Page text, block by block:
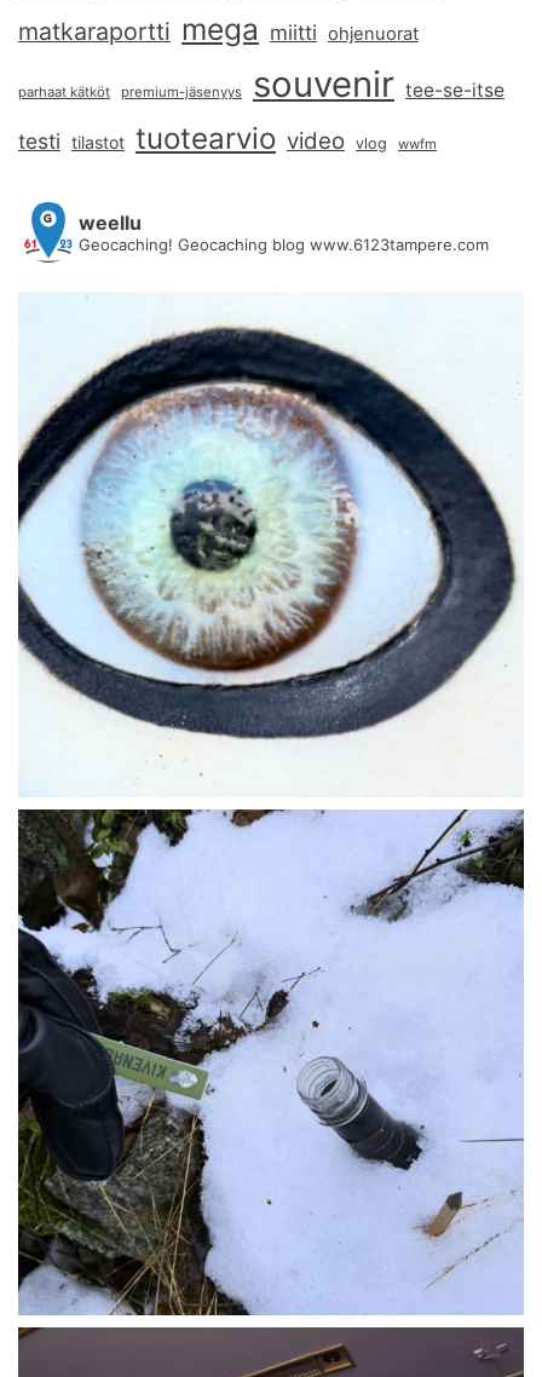
matkaraportti mega miitti ohjenuorat
parhaat kätköt premium-jäsenyys souvenir tee-se-itse
testi tilastot tuotearvio video vlog wwfm
weellu
Geocaching! Geocaching blog www.6123tampere.com